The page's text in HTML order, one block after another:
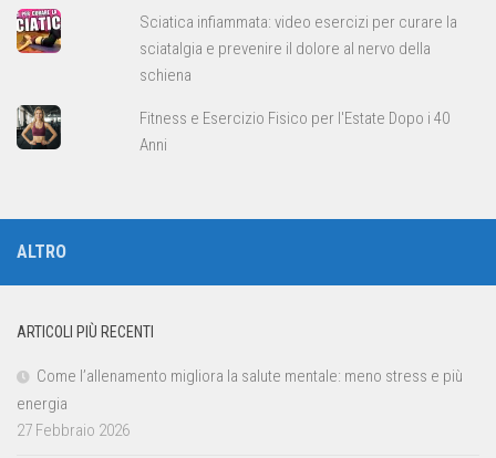
Sciatica infiammata: video esercizi per curare la
sciatalgia e prevenire il dolore al nervo della
schiena
Fitness e Esercizio Fisico per l'Estate Dopo i 40
Anni
ALTRO
ARTICOLI PIÙ RECENTI
Come l’allenamento migliora la salute mentale: meno stress e più
energia
27 Febbraio 2026